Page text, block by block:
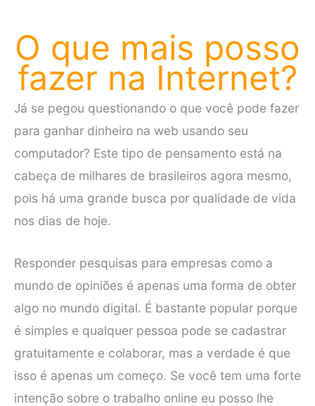
O que mais posso
fazer na Internet?
Já se pegou questionando o que você pode fazer
para ganhar dinheiro na web usando seu
computador? Este tipo de pensamento está na
cabeça de milhares de brasileiros agora mesmo,
pois há uma grande busca por qualidade de vida
nos dias de hoje.
Responder pesquisas para empresas como a
mundo de opiniões é apenas uma forma de obter
algo no mundo digital. É bastante popular porque
é simples e qualquer pessoa pode se cadastrar
gratuitamente e colaborar, mas a verdade é que
isso é apenas um começo. Se você tem uma forte
intenção sobre o trabalho online eu posso lhe